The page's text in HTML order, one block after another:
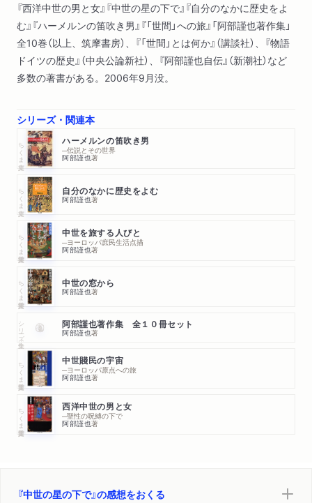
『西洋中世の男と女』『中世の星の下で』『自分のなかに歴史をよ
む』『ハーメルンの笛吹き男』『「世間」への旅』「阿部謹也著作集」
全10巻（以上、筑摩書房）、『「世間」とは何か』（講談社）、『物語
ドイツの歴史』（中央公論新社）、『阿部謹也自伝』（新潮社）など
多数の著書がある。2006年9月没。
シリーズ・関連本
ちくま文庫 ハーメルンの笛吹き男
─伝説とその世界
阿部謹也著
ちくま文庫 自分のなかに歴史をよむ
阿部謹也著
ちくま学芸文庫 中世を旅する人びと
─ヨーロッパ庶民生活点描
阿部謹也著
ちくま学芸文庫 中世の窓から
阿部謹也著
シリーズ・全集 阿部謹也著作集 全１０冊セット
阿部謹也著
ちくま学芸文庫 中世賤民の宇宙
─ヨーロッパ原点への旅
阿部謹也著
ちくま学芸文庫 西洋中世の男と女
─聖性の呪縛の下で
阿部謹也著
『中世の星の下で』の感想をおくる